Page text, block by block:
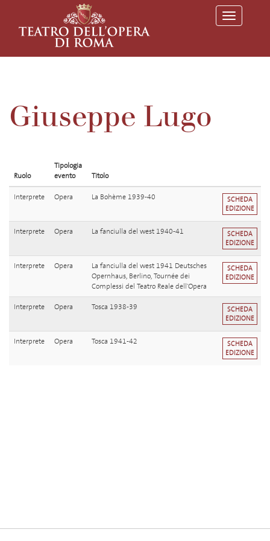
T
o
l
Giuseppe Lugo
Ruolo
Tipologia
evento
Titolo
Interprete Opera La Bohème 1939-40
SCHEDA
EDIZIONE
Interprete Opera La fanciulla del west 1940-41
SCHEDA
EDIZIONE
Interprete Opera
La fanciulla del west 1941 Deutsches
Opernhaus, Berlino, Tournée dei
Complessi del Teatro Reale dell'Opera
SCHEDA
EDIZIONE
Interprete Opera Tosca 1938-39
SCHEDA
EDIZIONE
Interprete Opera Tosca 1941-42
SCHEDA
EDIZIONE